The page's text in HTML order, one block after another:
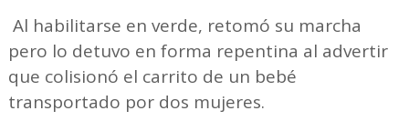
Al habilitarse en verde, retomó su marcha
pero lo detuvo en forma repentina al advertir
que colisionó el carrito de un bebé
transportado por dos mujeres.